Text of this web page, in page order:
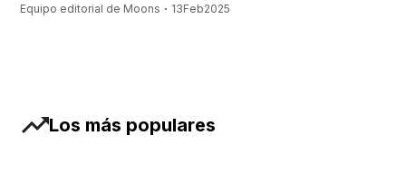
Equipo editorial de Moons 13Feb2025
Los más populares